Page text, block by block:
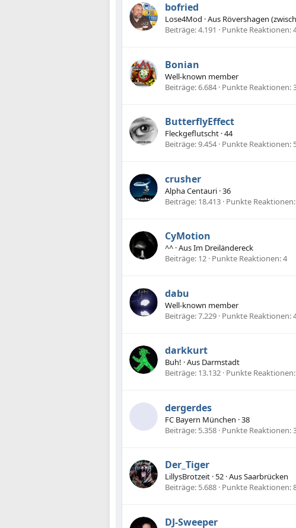
bofried
Lose4Mod ·Aus Rövershagen
Beiträge 4.191 Punkte Reaktionen
Bonian
Well-known member
Beiträge 6.684 Punkte Reaktionen
ButterflyEffect
Fleckgeflutscht ·44
Beiträge 9.454 Punkte Reaktionen
crusher
Alpha Centauri ·36
Beiträge 18.413 Punkte Reaktionen
CyMotion
^^ ·AusIm Dreiländereck
Beiträge 12 Punkte Reaktionen 4
dabu
Well-known member
Beiträge 7.229 Punkte Reaktionen
darkkurt
Buh! ·Aus Darmstadt
Beiträge 13.132 Punkte Reaktionen
dergerdes
FC Bayern München ·38
Beiträge 5.358 Punkte Reaktionen
Der_Tiger
LillysBrotzeit · 52 ·AusSaarbrücken
Beiträge 5.688 Punkte Reaktionen
DJ-Sweeper